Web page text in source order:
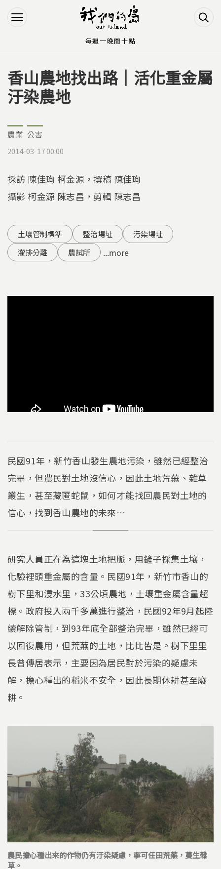
Jump to Navigation
Jump to Main content
您在這裡
香山農地找出路｜活化重金屬
汙染農地
農業 公害
2014-03-17 00:00
採訪 陳佳珣 柯金源，撰稿 陳佳珣
攝影 柯金源 陳志昌，剪輯 陳志昌
土壤管制標準 整治場址
污染場址
灌排分離
農試所 ...more
民國91年，新竹香山發生農地污染，雖然已經整治
完畢，但農民對土地沒信心，因此土地荒蕪、雜草
叢生，甚至藏匿蛇鼠，如何才能找回農民對土地的
信心，找到香山農地的未來…
研究人員正在為這塊土地把脈，用鏟子採集土壤，
化驗裡頭重金屬的含量。民國91年，新竹市香山的
樹下里和浸水里，33公頃農地，土壤重金屬含量超
標。政府投入兩千多萬進行整治，民國92年9月起陸
續解除管制，到93年底全部整治完畢，雖然已經可
以回復農用，但荒蕪的土地，比比皆是。樹下里里
長曾傳居表示，主要因為居民對於污染的疑慮未
解，擔心種出的稻米不安全，因此長期休耕甚至廢
耕。
農民擔心種出來的作物仍有汙染疑慮，寧可任田荒蕪，蔓生雜
草。
每週一晚間十點